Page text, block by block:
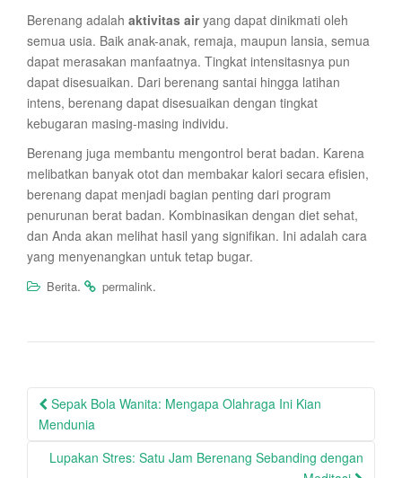
Berenang adalah aktivitas airyang dapat dinikmati oleh
semua usia. Baik anak-anak, remaja, maupun lansia, semua
dapat merasakan manfaatnya. Tingkat intensitasnya pun
dapat disesuaikan. Dari berenang santai hingga latihan
intens, berenang dapat disesuaikan dengan tingkat
kebugaran masing-masing individu.
Berenang juga membantu mengontrol berat badan. Karena
melibatkan banyak otot dan membakar kalori secara efisien,
berenang dapat menjadi bagian penting dari program
penurunan berat badan. Kombinasikan dengan diet sehat,
dan Anda akan melihat hasil yang signifikan. Ini adalah cara
yang menyenangkan untuk tetap bugar.
Berita. permalink.
Post
navigation
Sepak Bola Wanita: Mengapa Olahraga Ini Kian
Mendunia
Lupakan Stres: Satu Jam Berenang Sebanding dengan